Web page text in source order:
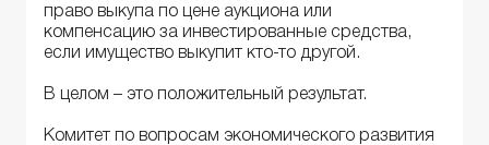
право выкупа по цене аукциона или
компенсацию за инвестированные средства,
если имущество выкупит кто-то другой.
В целом – это положительный результат.
Комитет по вопросам экономического развития